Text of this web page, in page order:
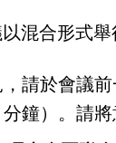
以混合形式
請於會議
鐘）。請